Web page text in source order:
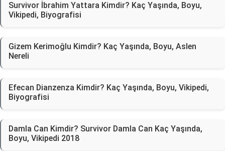
Survivor İbrahim Yattara Kimdir? Kaç Yaşında, Boyu,
Vikipedi, Biyografisi
Gizem Kerimoğlu Kimdir? Kaç Yaşında, Boyu, Aslen
Nereli
Efecan Dianzenza Kimdir? Kaç Yaşında, Boyu, Vikipedi,
Biyografisi
Damla Can Kimdir? Survivor Damla Can Kaç Yaşında,
Boyu, Vikipedi 2018